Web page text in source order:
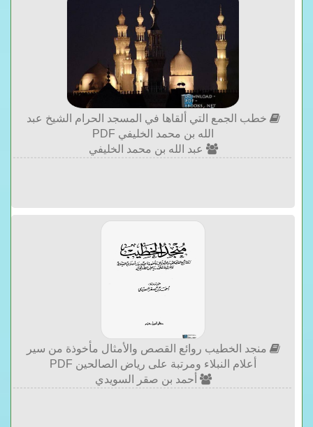
خطب الجمع التي ألقاها في المسجد الحرام الشيخ عبد
الله بن محمد الخليفي PDF
عبد الله بن محمد الخليفي
منجد الخطيب روائع القصص والأمثال مأخوذة من سير
أعلام النبلاء ومرتبة على رياض الصالحين PDF
أحمد بن صقر السويدي